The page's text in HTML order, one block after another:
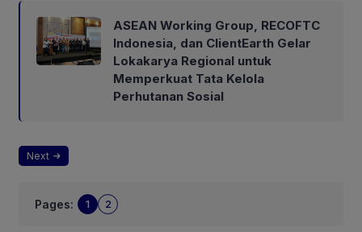
ASEAN Working Group, RECOFTC
Indonesia, dan ClientEarth Gelar
Lokakarya Regional untuk
Memperkuat Tata Kelola
Perhutanan Sosial
Next
Pages: 1 2